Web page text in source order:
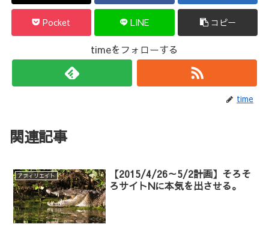
Pocket LINE コピー
timeをフォローする
time
関連記事
アフィリエイト
【2015/4/26～5/2計画】そろそ
ろサイトNに本気を出させる。